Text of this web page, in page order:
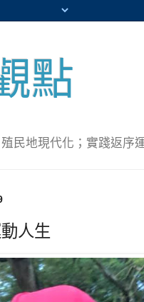
點
民地現代化；實踐返序
人生